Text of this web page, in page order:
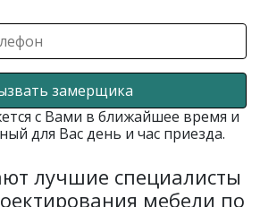
замерщика
с Вами в ближайшее время и
для Вас день и час приезда.
лучшие специалисты
мебели по